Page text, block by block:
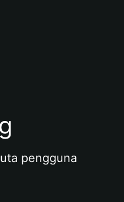
pengguna